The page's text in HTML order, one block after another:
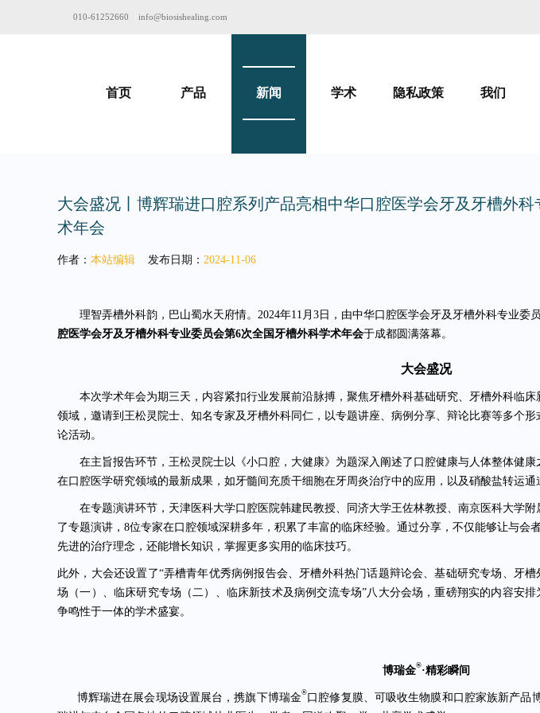
010-61252660 info@biosishealing.com
首页 产品 新闻 学术 隐私政策 我们
大会盛况丨博辉瑞进口腔系列产品亮相中华口腔医学会牙及牙槽外
术年会
作者： 本站编辑 发布日期： 2024-11-06
理智弄槽外科韵，巴山蜀水天府情。2024年11月3日，由中华口腔医学会牙及牙槽外科专业委
腔医学会牙及牙槽外科专业委员会第6次全国牙槽外科学术年会于成都圆满落幕。
大会盛况
本次学术年会为期三天，内容紧扣行业发展前沿脉搏，聚焦牙槽外科基础研究、牙槽外科临
领域，邀请到王松灵院士、知名专家及牙槽外科同仁，以专题讲座、病例分享、辩论比赛等多个
论活动。
在主旨报告环节，王松灵院士以《小口腔，大健康》为题深入阐述了口腔健康与人体整体健
在口腔医学研究领域的最新成果，如牙髓间充质干细胞在牙周炎治疗中的应用，以及硝酸盐转运通
在专题演讲环节，天津医科大学口腔医院韩建民教授、同济大学王佐林教授、南京医科大学
了专题演讲，8位专家在口腔领域深耕多年，积累了丰富的临床经验。通过分享，不仅能够让与会
先进的治疗理念，还能增长知识，掌握更多实用的临床技巧。
此外，大会还设置了“弄槽青年优秀病例报告会、牙槽外科热门话题辩论会、基础研究专场、牙
场（一）、临床研究专场（二）、临床新技术及病例交流专场”八大分会场，重磅翔实的内容安排
争鸣性于一体的学术盛宴。
博瑞金®·精彩瞬间
博辉瑞进在展会现场设置展台，携旗下博瑞金® 口腔修复膜、可吸收生物膜和口腔家族新产品